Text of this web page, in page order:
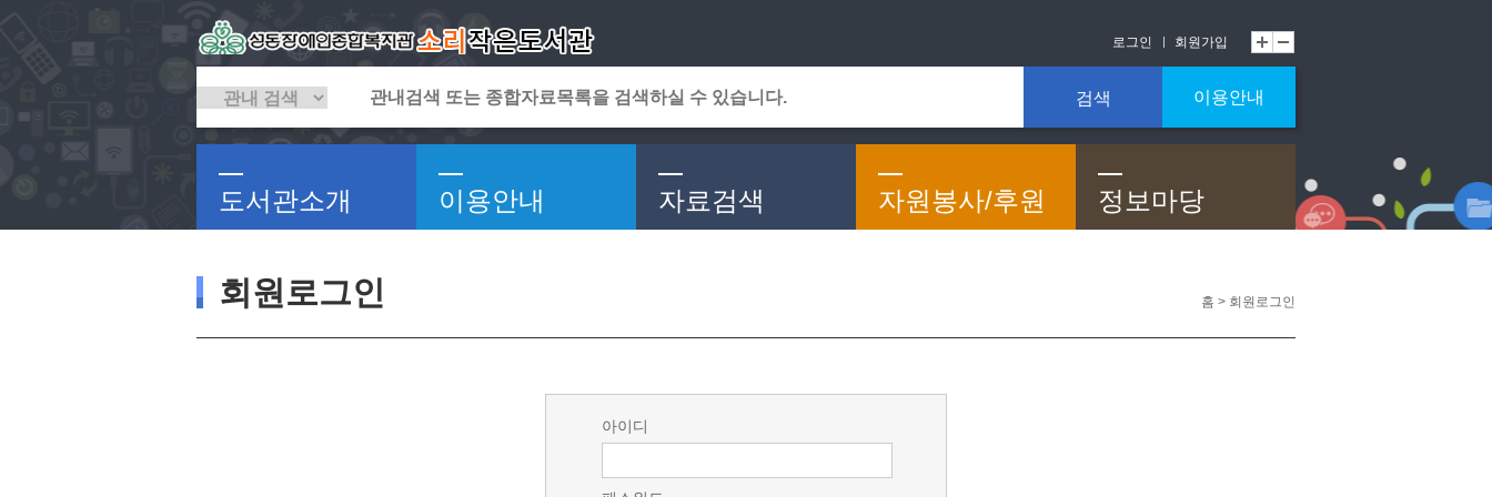
로그인 회원가입
검색 이용안내
도서관소개 이용안내 자료검색 자원봉사/후원 정보마당
회원로그인 홈 > 회원로그인
아이디